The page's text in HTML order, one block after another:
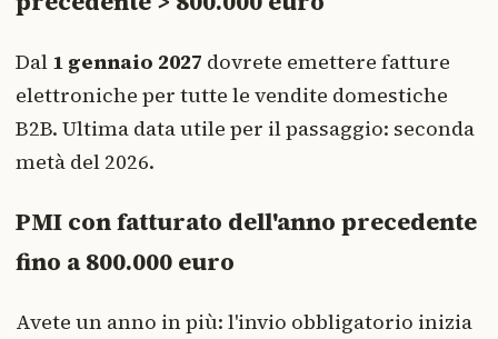
Dal 1 gennaio 2027 dovrete emettere fatture
elettroniche per tutte le vendite domestiche
B2B. Ultima data utile per il passaggio: seconda
metà del 2026.
PMI con fatturato dell'anno precedente
fino a 800.000 euro
Avete un anno in più: l'invio obbligatorio inizia